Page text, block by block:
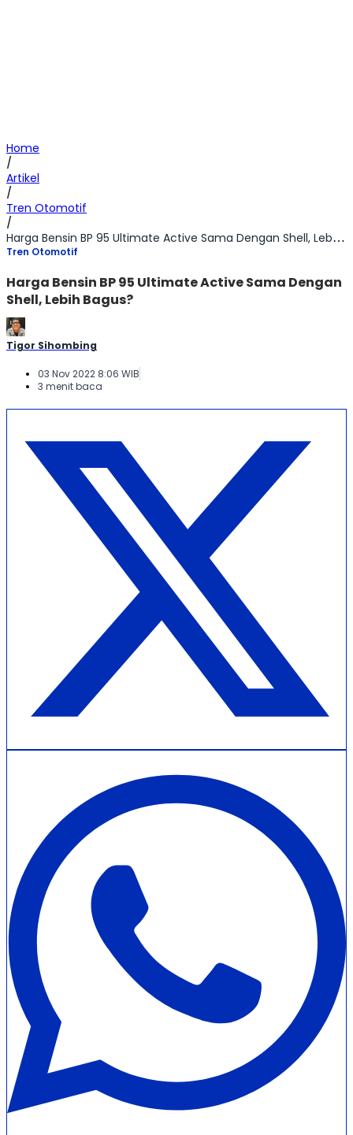
Home
/
Artikel
/
Tren Otomotif
/
Harga Bensin BP 95 Ultimate Active Sama Dengan Shell, Lebih Bagus?
Tren Otomotif
Harga Bensin BP 95 Ultimate Active Sama Dengan
Shell, Lebih Bagus?
Tigor Sihombing
03 Nov 2022 8:06 WIB
3 menit baca